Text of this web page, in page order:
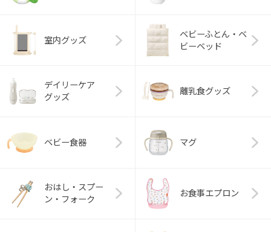
室内グッズ
ベビーふとん・ベ
ビーベッド
デイリーケア
グッズ
離乳食グッズ
ベビー食器 マグ
おはし・スプー
ン・フォーク
お食事エプロン